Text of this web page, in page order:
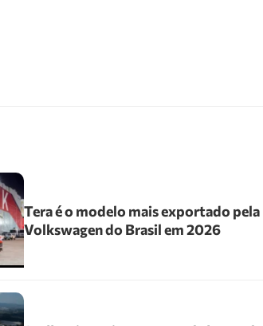
Tera é o modelo mais exportado pela
Volkswagen do Brasil em 2026